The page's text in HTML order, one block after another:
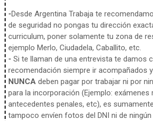
-Desde Argentina Trabaja te
de seguridad no pongas tu dirección
curriculum, poner solamente tu zona de
ejemplo Merlo, Ciudadela, Caballito, etc.
- Si te llaman de una entrevista te damos
recomendación siempre ir acompañados
NUNCAdeben pagar por trabajar ni por
para la incorporación (Ejemplo: exámenes
antecedentes penales, etc), es
tampoco envíen fotos del DNI ni de